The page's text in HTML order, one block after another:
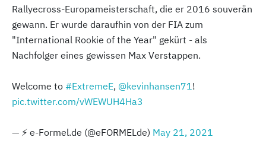
Rallyecross-Europameisterschaft, die er 2016 souverän
gewann. Er wurde daraufhin von der FIA zum
"International Rookie of the Year" gekürt - als
Nachfolger eines gewissen Max Verstappen.
Welcome to #ExtremeE, @kevinhansen71!
pic.twitter.com/vWEWUH4Ha3
— ⚡️ e-Formel.de (@eFORMELde) May 21, 2021